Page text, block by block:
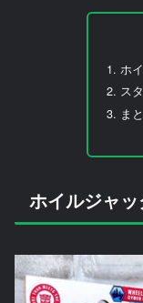
ホ
ス
ま
ホイルジャ